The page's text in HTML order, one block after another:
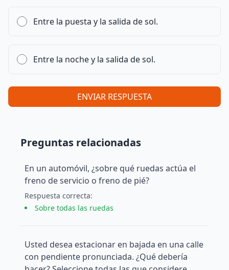
Entre la puesta y la salida de sol.
Entre la noche y la salida de sol.
ENVIAR RESPUESTA
Preguntas relacionadas
En un automóvil, ¿sobre qué ruedas actúa el
freno de servicio o freno de pié?
Respuesta correcta:
Sobre todas las ruedas
Usted desea estacionar en bajada en una calle
con pendiente pronunciada. ¿Qué debería